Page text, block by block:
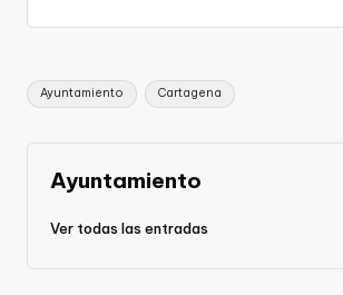
y
Li
n
k
e
b
o
o
k
l
gr
a
m
ts
p
Etiquetas:
Ayuntamiento Cartagena
Ayuntamiento
Ver todas las entradas